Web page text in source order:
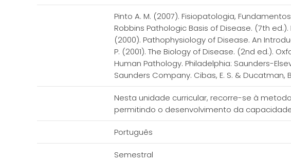
Pinto A. M. (2007). Fisiopatologia,
Robbins Pathologic Basis of Disease. (7th ed.).
(2000). Pathophysiology of Disease. An
P. (2001). The Biology of Disease. (2nd ed.).
Human Pathology. Philadelphia: Saunders-
Saunders Company. Cibas, E. S. &
Nesta unidade curricular, recorre-se à
permitindo o desenvolvimento da
Português
Semestral